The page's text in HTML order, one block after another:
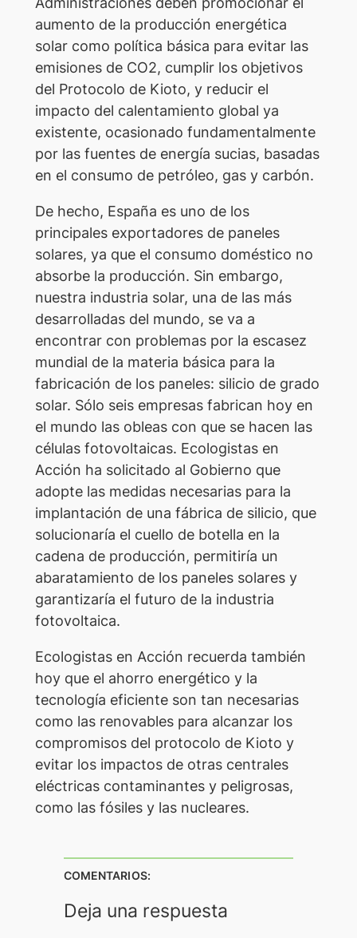
aumento de la producción energética
solar como política básica para evitar las
emisiones de CO2, cumplir los objetivos
del Protocolo de Kioto, y reducir el
impacto del calentamiento global ya
existente, ocasionado fundamentalmente
por las fuentes de energía sucias, basadas
en el consumo de petróleo, gas y carbón.
De hecho, España es uno de los
principales exportadores de paneles
solares, ya que el consumo doméstico no
absorbe la producción. Sin embargo,
nuestra industria solar, una de las más
desarrolladas del mundo, se va a
encontrar con problemas por la escasez
mundial de la materia básica para la
fabricación de los paneles: silicio de grado
solar. Sólo seis empresas fabrican hoy en
el mundo las obleas con que se hacen las
células fotovoltaicas. Ecologistas en
Acción ha solicitado al Gobierno que
adopte las medidas necesarias para la
implantación de una fábrica de silicio, que
solucionaría el cuello de botella en la
cadena de producción, permitiría un
abaratamiento de los paneles solares y
garantizaría el futuro de la industria
fotovoltaica.
Ecologistas en Acción recuerda también
hoy que el ahorro energético y la
tecnología eficiente son tan necesarias
como las renovables para alcanzar los
compromisos del protocolo de Kioto y
evitar los impactos de otras centrales
eléctricas contaminantes y peligrosas,
como las fósiles y las nucleares.
COMENTARIOS:
Deja una respuesta